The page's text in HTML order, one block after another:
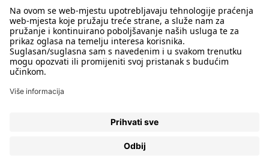
Proizvodi za obrve
Sunce i zaštita
Serumi za lice
Proizvodi za čišćenje lica
Novo
Koji mi parfem
odgovara?
Kako našminkati oči da
Kako ukloniti mitesere
Hijaluronska krema